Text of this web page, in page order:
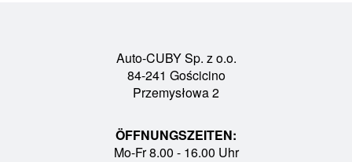
Auto-CUBY Sp. z o.o.
84-241 Gościcino
Przemysłowa 2
ÖFFNUNGSZEITEN:
Mo-Fr 8.00 - 16.00 Uhr